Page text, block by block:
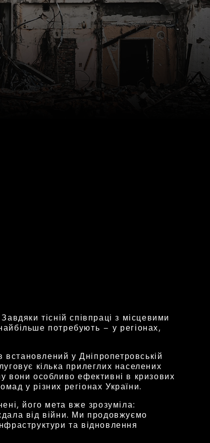
тісній співпраці з місцевими
потребують – у регіонах,
у Дніпропетровській
кілька прилеглих населених
вони особливо ефективні в кризових
у різних регіонах України.
його мета вже зрозуміла:
від війни. Ми продовжуємо
та відновлення